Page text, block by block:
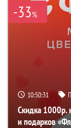
-33%
10:50:30
Скидка 1000р.
и подарков